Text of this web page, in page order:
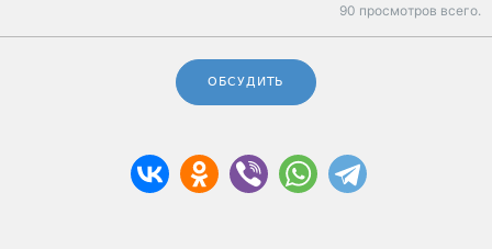
90 просмотров всего.
ОБСУДИТЬ